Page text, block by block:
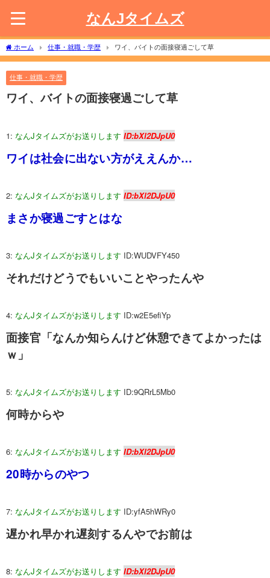
なんJタイムズ
ホーム 仕事・就職・学歴 ワイ、バイトの面接寝過ごして草
仕事・就職・学歴
ワイ、バイトの面接寝過ごして草
1: なんJタイムズがお送りします ID:bXl2DJpU0
ワイは社会に出ない方がええんか…
2: なんJタイムズがお送りします ID:bXl2DJpU0
まさか寝過ごすとはな
3: なんJタイムズがお送りします ID:WUDVFY450
それだけどうでもいいことやったんや
4: なんJタイムズがお送りします ID:w2E5efiYp
面接官「なんか知らんけど休憩できてよかったは
ｗ」
5: なんJタイムズがお送りします ID:9QRrL5Mb0
何時からや
6: なんJタイムズがお送りします ID:bXl2DJpU0
20時からのやつ
7: なんJタイムズがお送りします ID:yfA5hWRy0
遅かれ早かれ遅刻するんやでお前は
8: なんJタイムズがお送りします ID:bXl2DJpU0